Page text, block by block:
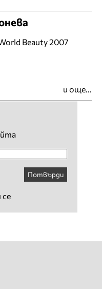
Beauty 2007
и още...
Потвърди